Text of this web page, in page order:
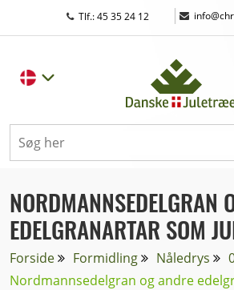
Tlf.: 45 35 24 12 |
NORDMANNSEDELGRAN
EDELGRANARTAR SOM
Forside Formidling Nåledrys
Nordmannsedelgran og andre